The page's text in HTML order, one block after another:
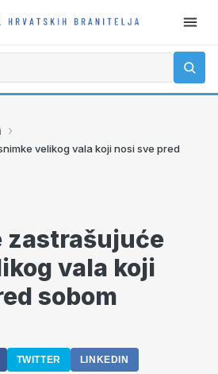
›
velikog vala koji nosi sve pred
zastrašujuće
vala koji
sobom
TWITTER LINKEDIN